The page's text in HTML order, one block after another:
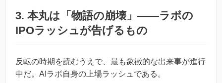
3. 本丸は「物語の崩壊」——ラボの
IPOラッシュが告げるもの
反転の時期を読むうえで、最も象徴的な出来事が進行
中だ。AIラボ自身の上場ラッシュである。